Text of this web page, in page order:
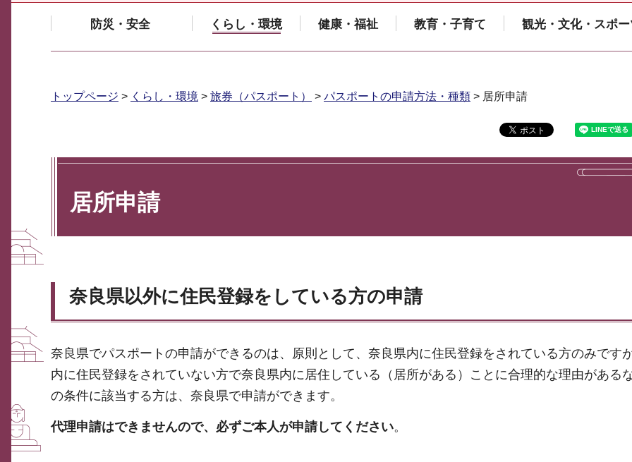
防災・安全 くらし・環境 健康・福祉 教育・子育て 観光・文化・スポー
トップページ > くらし・環境 > 旅券（パスポート） > パスポートの申請方法・種類 > 居所申請
居所申請
奈良県以外に住民登録をしている方の申請
奈良県でパスポートの申請ができるのは、原則として、奈良県内に住民登録をされている方のみです
内に住民登録をされていない方で奈良県内に居住している（居所がある）ことに合理的な理由がある
の条件に該当する方は、奈良県で申請ができます。
代理申請はできませんので、必ずご本人が申請してください。